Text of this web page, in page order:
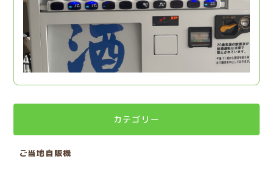
カテゴリー
ご当地自販機